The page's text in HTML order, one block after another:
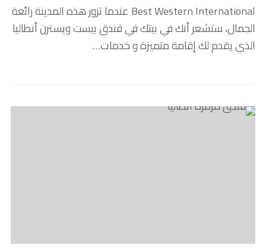
Best Western International عندما تزور هذه المدينة رائعة
الجمال، ستشعر أنك في بيتك في فندق بيست ويسترن أنطاليا
الذي يقدم لك إقامة متميزة و خدمات…